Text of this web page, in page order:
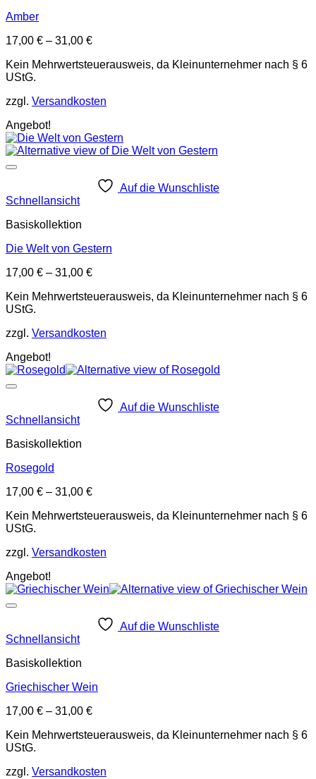
Amber
17,00 € – 31,00 €
Kein Mehrwertsteuerausweis, da Kleinunternehmer nach § 6
UStG.
zzgl. Versandkosten
Angebot!
Auf die Wunschliste
Schnellansicht
Basiskollektion
Die Welt von Gestern
17,00 € – 31,00 €
Kein Mehrwertsteuerausweis, da Kleinunternehmer nach § 6
UStG.
zzgl. Versandkosten
Angebot!
Auf die Wunschliste
Schnellansicht
Basiskollektion
Rosegold
17,00 € – 31,00 €
Kein Mehrwertsteuerausweis, da Kleinunternehmer nach § 6
UStG.
zzgl. Versandkosten
Angebot!
Auf die Wunschliste
Schnellansicht
Basiskollektion
Griechischer Wein
17,00 € – 31,00 €
Kein Mehrwertsteuerausweis, da Kleinunternehmer nach § 6
UStG.
zzgl. Versandkosten